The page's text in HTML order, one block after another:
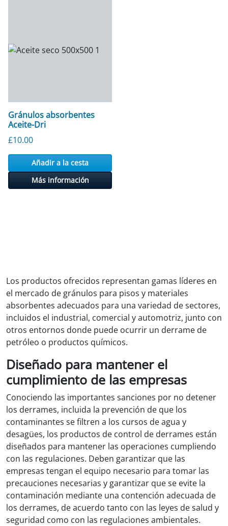
Gránulos absorbentes
Aceite-Dri
£10.00
Añadir a la cesta
Más información
Los productos ofrecidos representan gamas líderes en
el mercado de gránulos para pisos y materiales
absorbentes adecuados para una variedad de sectores,
incluidos el industrial, comercial y automotriz, junto con
otros entornos donde puede ocurrir un derrame de
petróleo o productos químicos.
Diseñado para mantener el
cumplimiento de las empresas
Conociendo las importantes sanciones por no detener
los derrames, incluida la prevención de que los
contaminantes se filtren a los cursos de agua y
desagües, los productos de control de derrames están
diseñados para mantener las operaciones cumpliendo
con las regulaciones. Deben garantizar que las
empresas tengan el equipo necesario para tomar las
precauciones necesarias y garantizar que se evite la
contaminación mediante una contención adecuada de
los derrames, de acuerdo tanto con las leyes de salud y
seguridad como con las regulaciones ambientales.